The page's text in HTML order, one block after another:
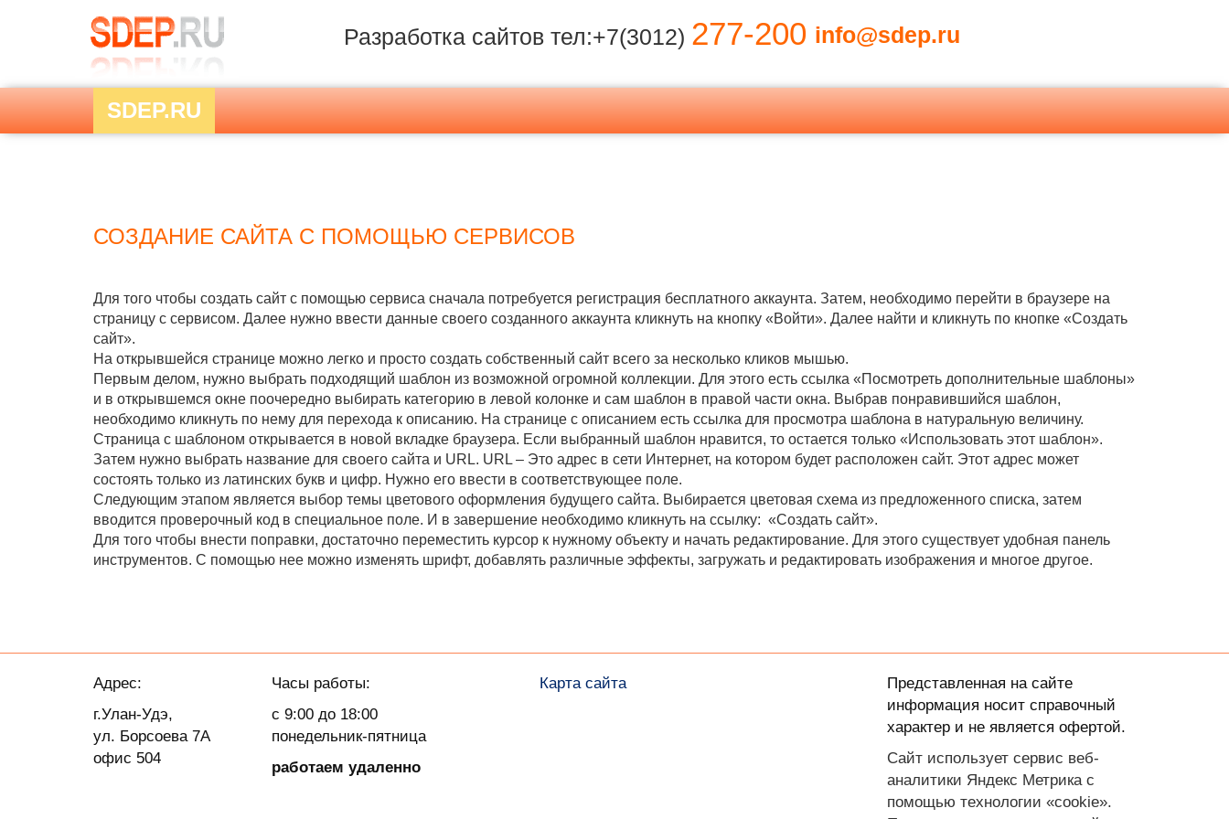
Разработка сайтов тел:+7(3012) 277-200info@sdep.ru
SDEP.RU
СОЗДАНИЕ САЙТА С ПОМОЩЬЮ СЕРВИСОВ
Для того чтобы создать сайт с помощью сервиса сначала потребуется регистрация бесплатного аккаунта. Затем, необходимо перейти в браузере на
страницу с сервисом. Далее нужно ввести данные своего созданного аккаунта кликнуть на кнопку «Войти». Далее найти и кликнуть по кнопке «Создать
сайт».
На открывшейся странице можно легко и просто создать собственный сайт всего за несколько кликов мышью.
Первым делом, нужно выбрать подходящий шаблон из возможной огромной коллекции. Для этого есть ссылка «Посмотреть дополнительные шаблоны»
и в открывшемся окне поочередно выбирать категорию в левой колонке и сам шаблон в правой части окна. Выбрав понравившийся шаблон,
необходимо кликнуть по нему для перехода к описанию. На странице с описанием есть ссылка для просмотра шаблона в натуральную величину.
Страница с шаблоном открывается в новой вкладке браузера. Если выбранный шаблон нравится, то остается только «Использовать этот шаблон».
Затем нужно выбрать название для своего сайта и URL. URL – Это адрес в сети Интернет, на котором будет расположен сайт. Этот адрес может
состоять только из латинских букв и цифр. Нужно его ввести в соответствующее поле.
Следующим этапом является выбор темы цветового оформления будущего сайта. Выбирается цветовая схема из предложенного списка, затем
вводится проверочный код в специальное поле. И в завершение необходимо кликнуть на ссылку: «Создать сайт».
Для того чтобы внести поправки, достаточно переместить курсор к нужному объекту и начать редактирование. Для этого существует удобная панель
инструментов. С помощью нее можно изменять шрифт, добавлять различные эффекты, загружать и редактировать изображения и многое другое.
Адрес:
г.Улан-Удэ,
ул. Борсоева 7А
офис 504
Часы работы:
с 9:00 до 18:00
понедельник-пятница
работаем удаленно
Карта сайта
Представленная на сайте
информация носит справочный
характер и не является офертой.
Сайт использует сервис веб-
аналитики Яндекс Метрика с
помощью технологии «cookie».